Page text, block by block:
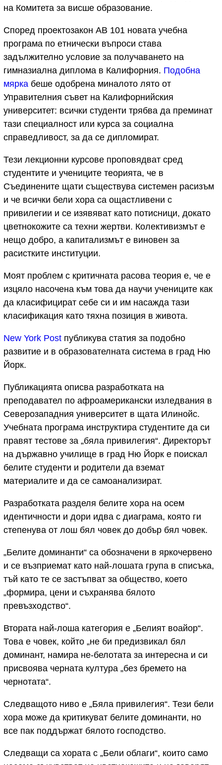
на Комитета за висше образование.
Според проектозакон АВ 101 новата учебна
програма по eтнически въпроси става
задължително условие за получаването на
гимназиална диплома в Калифорния. Подобна
мярка беше одобрена миналото лято от
Управителния съвет на Калифорнийския
университет: всички студенти трябва да преминат
тази специалност или курса за социална
справедливост, за да се дипломират.
Тези лекционни курсове проповядват сред
студентите и учениците теорията, че в
Съединените щати съществува системен расизъм
и че всички бели хора са ощастливени с
привилегии и се изявяват като потисници, докато
цветнокожите са техни жертви. Колективизмът е
нещо добро, а капитализмът е виновен за
расистките институции.
Моят проблем с критичната расова теория е, че е
изцяло насочена към това да научи учениците как
да класифицират себе си и им насажда тази
класификация като тяхна позиция в живота.
New York Post публикува статия за подобно
развитие и в образователната система в град Ню
Йорк.
Публикацията описва разработката на
преподавател по афроамерикански изледвания в
Северозападния университет в щата Илинойс.
Учебната програма инструктира студентите да си
правят тестове за „бяла привилегия“. Директорът
на държавно училище в град Ню Йорк е поискал
белите студенти и родители да вземат
материалите и да се самоанaлизират.
Разработката разделя белите хора на осем
идентичности и дори идва с диаграма, която ги
степенува от лош бял човек до добър бял човек.
„Белите доминанти“ са обозначени в яркочервено
и се възприемат като най-лошата група в списъка,
тъй като те се застъпват за общество, което
„формира, цени и съхранява бялото
превъзходство“.
Втората най-лоша категория е „Белият воайор“.
Това е човек, който „не би предизвикал бял
доминант, намира не-белотата за интересна и си
присвоява черната култура „без бремето на
чернотата“.
Следващото ниво е „Бяла привилегия“. Тези бели
хора може да критикуват белите доминанти, но
все пак поддържат бялото господство.
Следващи са хората с „Бели облаги“, които само